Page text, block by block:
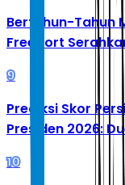
Bertahun-Tahun
Freeport
9
Prediksi Skor
Presiden 2026:
10